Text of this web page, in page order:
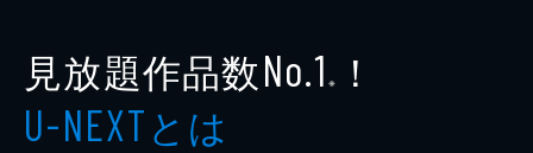
見放題作品数No.1 ※ ！
U-NEXTとは